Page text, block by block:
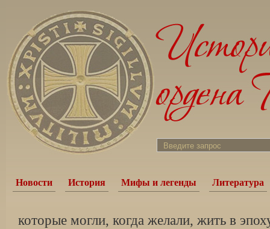
Новости История Мифы и легенды Литература
которые могли, когда желали, жить в